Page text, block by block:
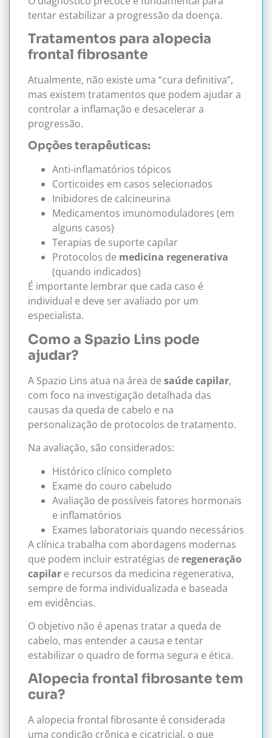
tentar estabilizar a progressão da doença.
Tratamentos para alopecia
frontal fibrosante
Atualmente, não existe uma “cura definitiva”,
mas existem tratamentos que podem ajudar a
controlar a inflamação e desacelerar a
progressão.
Opções terapêuticas:
Anti-inflamatórios tópicos
Corticoides em casos selecionados
Inibidores de calcineurina
Medicamentos imunomoduladores (em
alguns casos)
Terapias de suporte capilar
Protocolos de medicina regenerativa
(quando indicados)
É importante lembrar que cada caso é
individual e deve ser avaliado por um
especialista.
Como a Spazio Lins pode
ajudar?
A Spazio Lins atua na área de saúde capilar,
com foco na investigação detalhada das
causas da queda de cabelo e na
personalização de protocolos de tratamento.
Na avaliação, são considerados:
Histórico clínico completo
Exame do couro cabeludo
Avaliação de possíveis fatores hormonais
e inflamatórios
Exames laboratoriais quando necessários
A clínica trabalha com abordagens modernas
que podem incluir estratégias de regeneração
capilar e recursos da medicina regenerativa,
sempre de forma individualizada e baseada
em evidências.
O objetivo não é apenas tratar a queda de
cabelo, mas entender a causa e tentar
estabilizar o quadro de forma segura e ética.
Alopecia frontal fibrosante tem
cura?
A alopecia frontal fibrosante é considerada
uma condição crônica e cicatricial, o que